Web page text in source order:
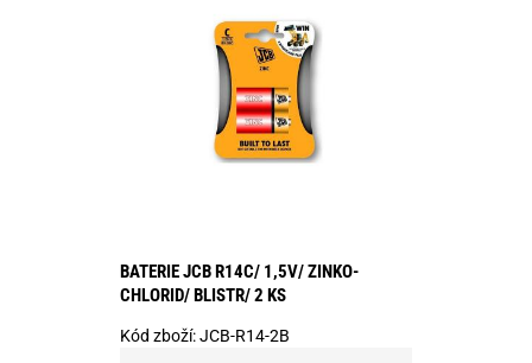
BATERIE JCB R14C/ 1,5V/ ZINKO-
CHLORID/ BLISTR/ 2 KS
Kód zboží:JCB-R14-2B